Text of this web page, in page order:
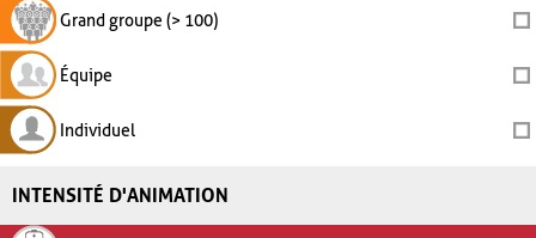
Grand groupe (> 100)
Équipe
Individuel
INTENSITÉ D'ANIMATION